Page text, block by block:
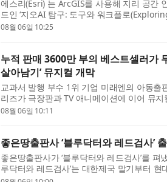
에스리(Esri) 는 ArcGIS를 사용해 지리 공간
드인 ‘지오AI 탐구: 도구와 워크플로
GIS 전문가, 분석가, 데이터 과학자를 위해
08월 06일 10:25
누적 판매 3600만 부의 베스트셀러가
살아남기’ 뮤지컬 개막
교과서 발행 부수 1위 기업 미래엔의 아동출
리즈가 극장판과 TV 애니메이션에 이어 뮤
‘AI(인공지능) 세계에서 살아남기’가 지난
08월 06일 10:11
좋은땅출판사 ‘블루닥터와 레드검사’
좋은땅출판사가 ‘블루닥터와 레드검사’를 펴
루닥터와 레드검사’는 대한제국 말기부터
문의 100년을 따라가는 역사 장편소설이다.